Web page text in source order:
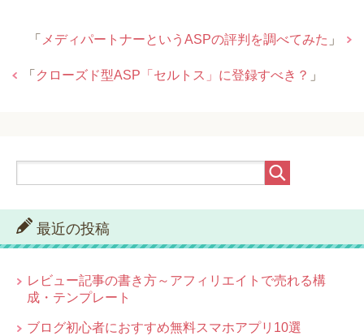
「 メディパートナーというASPの評判を調べてみた 」
「 クローズド型ASP「セルトス」に登録すべき？ 」
最近の投稿
レビュー記事の書き方～アフィリエイトで売れる構
成・テンプレート
ブログ初心者におすすめ無料スマホアプリ10選